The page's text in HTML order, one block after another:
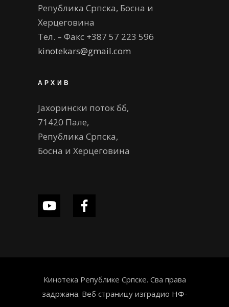
Република Српска, Босна и
Херцеговина
Тел. – Факс +387 57 223 596
kinotekars@gmail.com
АРХИВ
Јахорински поток бб,
71420 Пале,
Република Српска,
Босна и Херцеговина
Кинотека Републике Српске. Сва права
задржана. Веб страницу изградио НФ-